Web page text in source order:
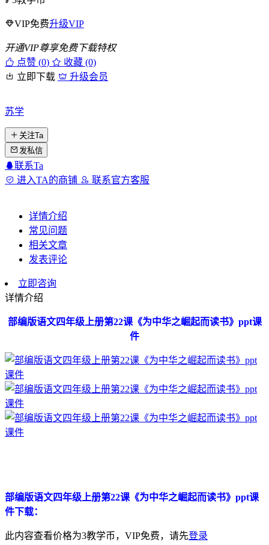
VIP免费升级VIP
开通VIP尊享免费下载特权
点赞 (0)
收藏 (0)
立即下载
升级会员
苏学
关注Ta
发私信
联系Ta
进入TA的商铺
联系官方客服
详情介绍
常见问题
相关文章
发表评论
立即咨询
详情介绍
部编版语文四年级上册第22课《为中华之崛起而读书》ppt课
件
部编版语文四年级上册第22课《为中华之崛起而读书》ppt课
件下载：
此内容查看价格为3教学币，VIP免费，请先登录